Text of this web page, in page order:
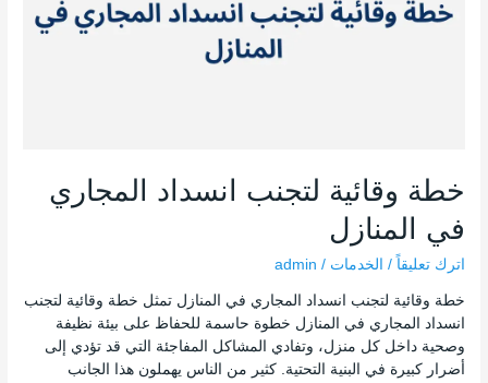
خطة وقائية لتجنب انسداد المجاري
في المنازل
اترك تعليقاً / الخدمات /
admin
خطة وقائية لتجنب انسداد المجاري في المنازل تمثل خطة وقائية لتجنب
انسداد المجاري في المنازل خطوة حاسمة للحفاظ على بيئة نظيفة
وصحية داخل كل منزل، وتفادي المشاكل المفاجئة التي قد تؤدي إلى
أضرار كبيرة في البنية التحتية. كثير من الناس يهملون هذا الجانب